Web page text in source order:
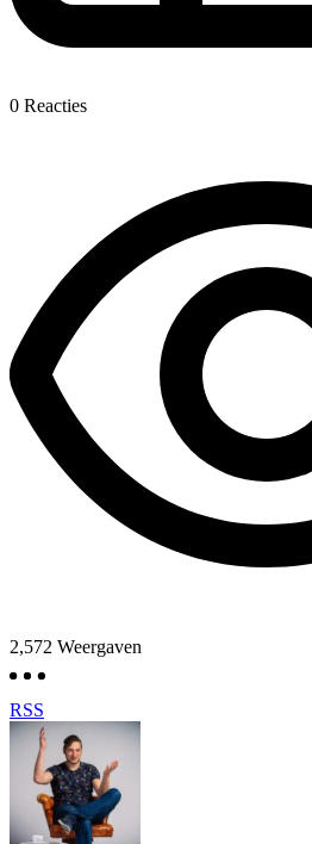
0 Reacties
2,572 Weergaven
RSS